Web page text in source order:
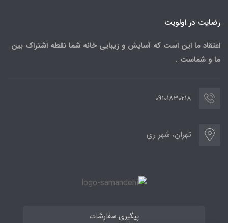
رضایت در اولویت
اعتقاد ما این است که آسایش و زیبایی خانه شما نقطه اشتراک بین
ما و شماست .
09101830218
تهران، شهر ری
پیگیری سفارشات